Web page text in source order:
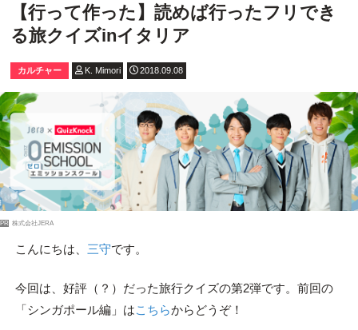
【行って作った】読めば行ったフリでき
る旅クイズinイタリア
カルチャー K. Mimori 2018.09.08
PR 株式会社JERA
こんにちは、 三守です。
今回は、好評（？）だった旅行クイズの第2弾です。前回の
「シンガポール編」はこちらからどうぞ！